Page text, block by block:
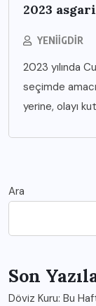
2023
YENIIGDIR
2023 yılında
seçimde
yerine, olayı
Ara
Son
Döviz Kuru: Bu